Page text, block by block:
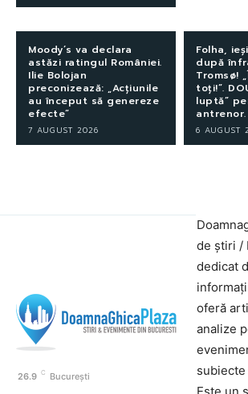
Moody’s va declara
astăzi ratingul României.
Ilie Bolojan
preconizează: „Acțiunile
au început să genereze
efecte”
7 AUGUST 2026
Folha,
după
Tromsø!
toți!”.
luptă”
antrenor.
6 AUGUST
26.9 C București
de știri /
dedicat
oferă
analize